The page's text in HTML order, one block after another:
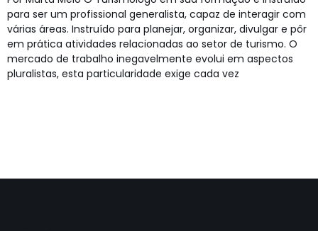
para ser um profissional generalista, capaz de interagir com
várias áreas. Instruído para planejar, organizar, divulgar e pôr
em prática atividades relacionadas ao setor de turismo. O
mercado de trabalho inegavelmente evolui em aspectos
pluralistas, esta particularidade exige cada vez